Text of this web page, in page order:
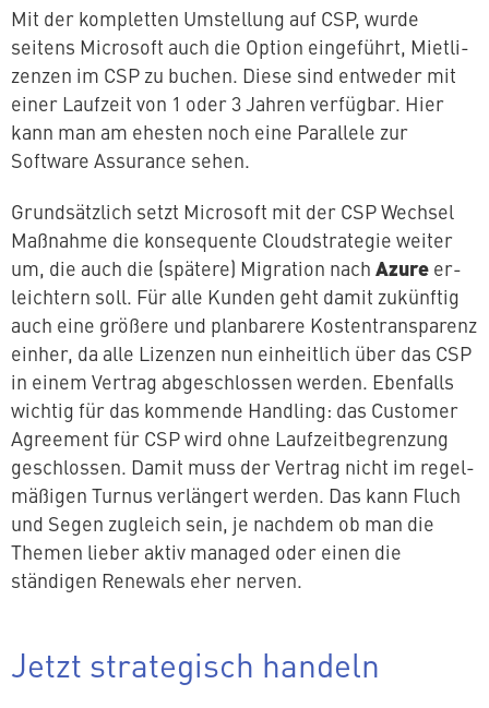
Mit der kom­plet­ten Um­stel­lung auf CSP, wurde
seitens Microsoft auch die Option ein­ge­führt, Miet­li­
zen­zen im CSP zu buchen. Diese sind entweder mit
einer Laufzeit von 1 oder 3 Jahren verfügbar. Hier
kann man am ehesten noch eine Parallele zur
Software Assurance sehen.
Grund­sätz­lich setzt Microsoft mit der CSP Wechsel
Maßnahme die kon­se­quen­te Cloud­stra­te­gie weiter
um, die auch die (spätere) Migration nach Azure er­
leich­tern soll. Für alle Kunden geht damit zukünftig
auch eine größere und plan­ba­re­re Kos­ten­trans­pa­renz
einher, da alle Lizenzen nun ein­heit­lich über das CSP
in einem Vertrag ab­ge­schlos­sen werden. Ebenfalls
wichtig für das kommende Handling: das Customer
Agreement für CSP wird ohne Lauf­zeit­be­gren­zung
ge­schlos­sen. Damit muss der Vertrag nicht im re­gel­
mä­ßi­gen Turnus ver­län­gert werden. Das kann Fluch
und Segen zugleich sein, je nachdem ob man die
Themen lieber aktiv managed oder einen die
ständigen Renewals eher nerven.
Jetzt stra­te­gisch handeln